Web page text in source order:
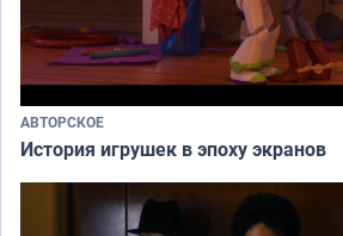
АВТОРСКОЕ
История игрушек в эпоху экранов